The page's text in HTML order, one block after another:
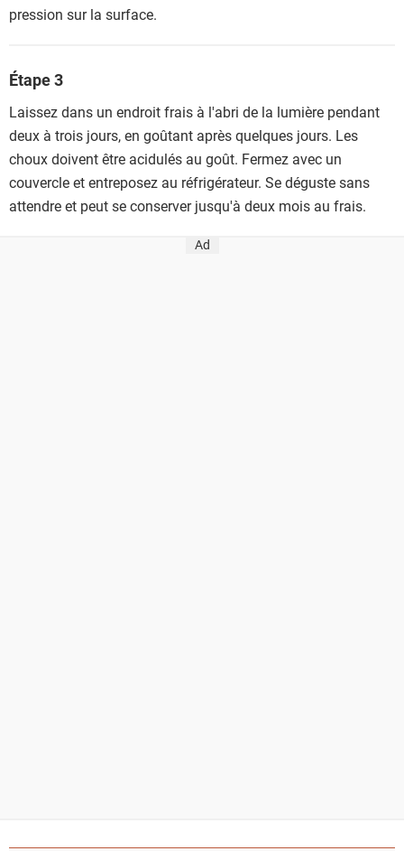
pression sur la surface.
Étape 3
Laissez dans un endroit frais à l'abri de la lumière pendant
deux à trois jours, en goûtant après quelques jours. Les
choux doivent être acidulés au goût. Fermez avec un
couvercle et entreposez au réfrigérateur. Se déguste sans
attendre et peut se conserver jusqu'à deux mois au frais.
Ad